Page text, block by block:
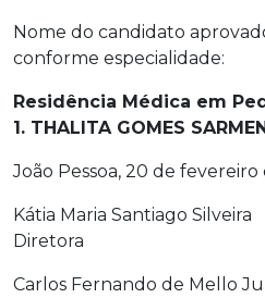
Nome do candidato
conforme especialidade:
Residência Médica em
1. THALITA GOMES
João Pessoa, 20 de fevereiro
Kátia Maria Santiago Silveira
Diretora
Carlos Fernando de Mello